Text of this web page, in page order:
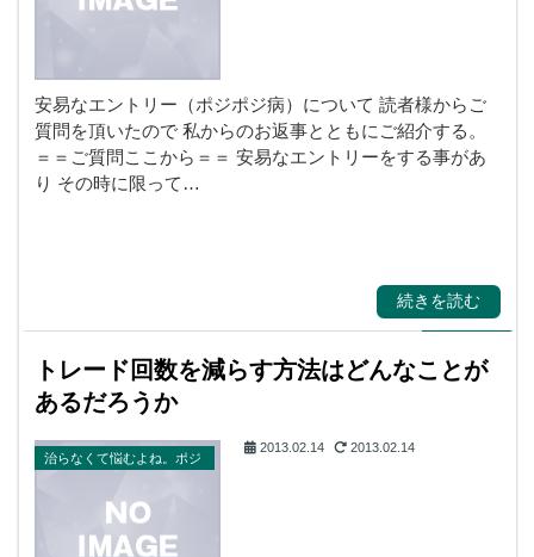
安易なエントリー（ポジポジ病）について 読者様からご
質問を頂いたので 私からのお返事とともにご紹介する。
＝＝ご質問ここから＝＝ 安易なエントリーをする事があ
り その時に限って…
続きを読む
トレード回数を減らす方法はどんなことが
あるだろうか
治らなくて悩むよね。ポジ
2013.02.14 2013.02.14